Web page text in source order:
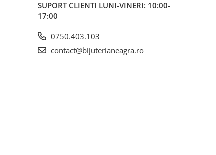
SUPORT CLIENTI LUNI-VINERI: 10:00-
17:00
0750.403.103
contact@bijuterianeagra.ro